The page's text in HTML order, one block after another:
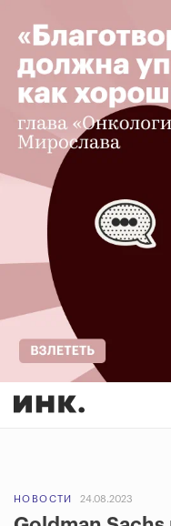
НОВОСТИ 24.08.2023